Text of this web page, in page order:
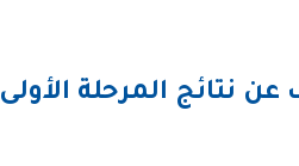
عن نتائج المرحلة الأولى